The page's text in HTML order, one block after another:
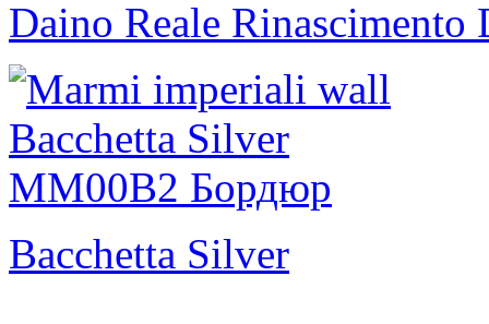
Daino Reale Rinascimento
Bacchetta Silver